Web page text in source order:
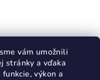
vám umožnili
stránky a vďaka
výkon a